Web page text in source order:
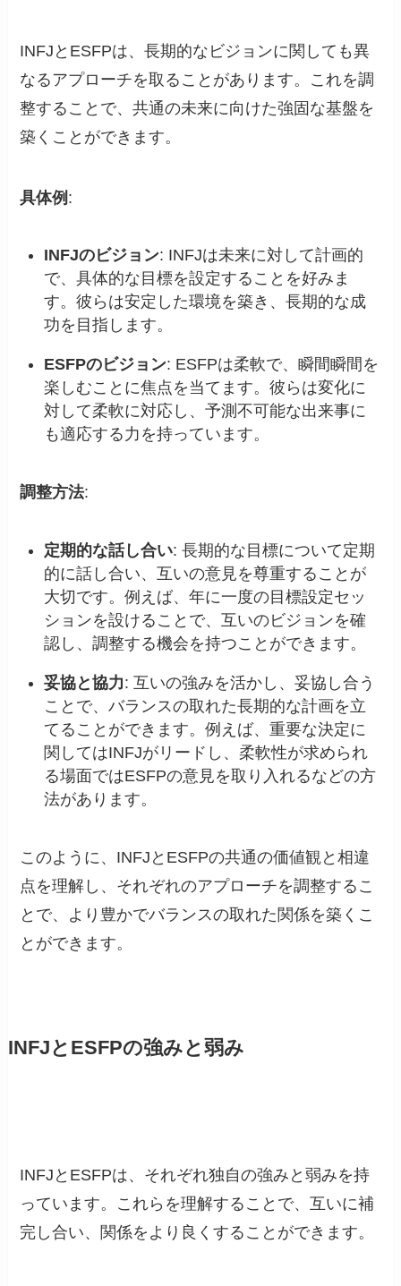
INFJとESFPは、長期的なビジョンに関しても異
なるアプローチを取ることがあります。これを調
整することで、共通の未来に向けた強固な基盤を
築くことができます。
具体例 :
INFJのビジョン: INFJは未来に対して計画的
で、具体的な目標を設定することを好みま
す。彼らは安定した環境を築き、長期的な成
功を目指します。
ESFPのビジョン: ESFPは柔軟で、瞬間瞬間を
楽しむことに焦点を当てます。彼らは変化に
対して柔軟に対応し、予測不可能な出来事に
も適応する力を持っています。
調整方法:
定期的な話し合い: 長期的な目標について定期
的に話し合い、互いの意見を尊重することが
大切です。例えば、年に一度の目標設定セッ
ションを設けることで、互いのビジョンを確
認し、調整する機会を持つことができます。
妥協と協力: 互いの強みを活かし、妥協し合う
ことで、バランスの取れた長期的な計画を立
てることができます。例えば、重要な決定に
関してはINFJがリードし、柔軟性が求められ
る場面ではESFPの意見を取り入れるなどの方
法があります。
このように、INFJとESFPの共通の価値観と相違
点を理解し、それぞれのアプローチを調整するこ
とで、より豊かでバランスの取れた関係を築くこ
とができます。
INFJとESFPの強みと弱み
INFJとESFPは、それぞれ独自の強みと弱みを持
っています。これらを理解することで、互いに補
完し合い、関係をより良くすることができます。